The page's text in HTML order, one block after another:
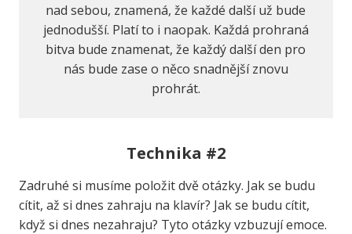
nad sebou, znamená, že každé další už bude
jednodušší. Platí to i naopak. Každá prohraná
bitva bude znamenat, že každý další den pro
nás bude zase o něco snadnější znovu
prohrát.
Technika #2
Zadruhé si musíme položit dvě otázky. Jak se budu
cítit, až si dnes zahraju na klavír? Jak se budu cítit,
když si dnes nezahraju? Tyto otázky vzbuzují emoce.